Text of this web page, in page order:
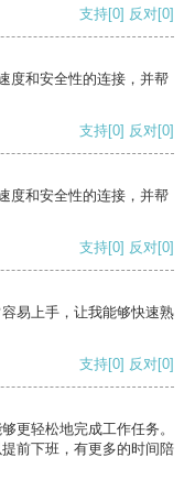
支持[0] 反对[0]
度和安全性的连接，并帮
支持[0] 反对[0]
度和安全性的连接，并帮
支持[0] 反对[0]
易上手，让我能够快速熟
支持[0] 反对[0]
更轻松地完成工作任务。
前下班，有更多的时间陪